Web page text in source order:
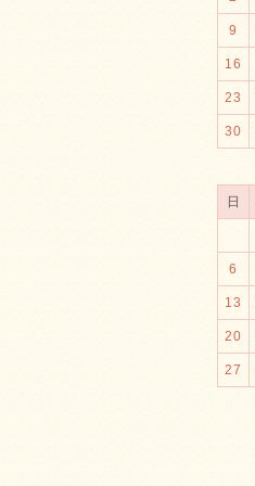
9
16
23
30
日
6
13
20
27